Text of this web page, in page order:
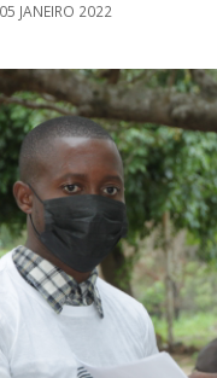
JANEIRO 2022